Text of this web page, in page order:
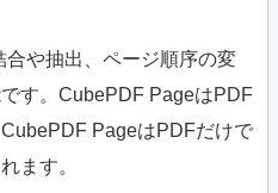
や抽出、ページ順序の変
す。CubePDF PageはPDF
PageはPDFだけで
ます。